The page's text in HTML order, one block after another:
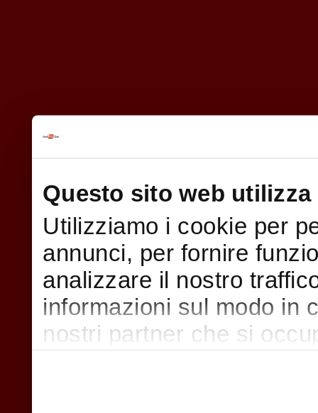
Questo sito web utilizza
Utilizziamo i cookie per
annunci, per fornire
analizzare il nostro
informazioni sul modo in
nostri partner che si